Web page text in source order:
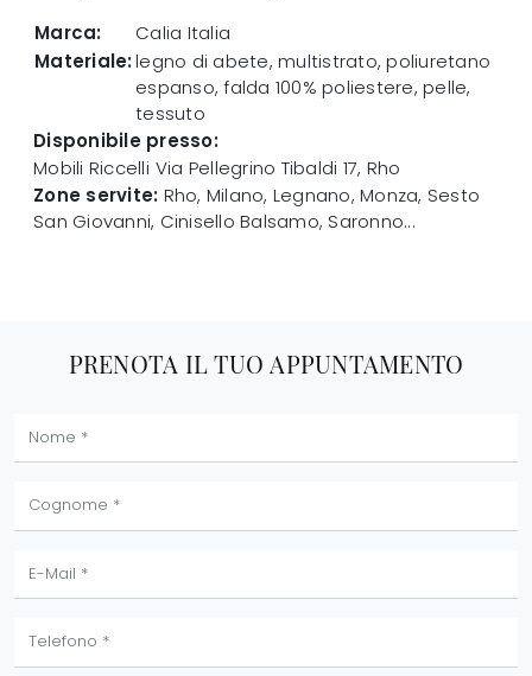
Marca:
Calia Italia
Materiale:legno di abete, multistrato, poliuretano
espanso, falda 100% poliestere, pelle,
tessuto
Disponibile presso:
Mobili Riccelli Via Pellegrino Tibaldi 17, Rho
Zone servite: Rho, Milano, Legnano, Monza, Sesto
San Giovanni, Cinisello Balsamo, Saronno...
PRENOTA IL TUO APPUNTAMENTO